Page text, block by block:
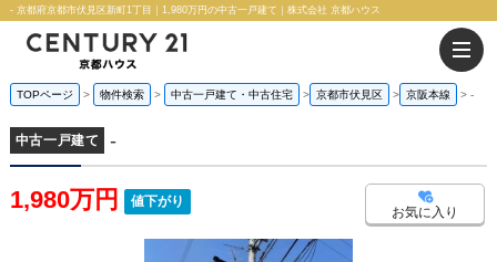
- 京都府京都市伏見区新町1丁目｜1,980万円の中古一戸建て｜株式会社 京都ハウス
TOPページ 物件検索 中古一戸建て・中古住宅 京都市伏見区 京阪本線 -
中古一戸建て -
1,980万円 値下がり
お気に入り